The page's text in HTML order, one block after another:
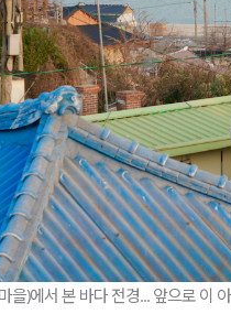
을)에서 본 바다 전경... 앞으로 이